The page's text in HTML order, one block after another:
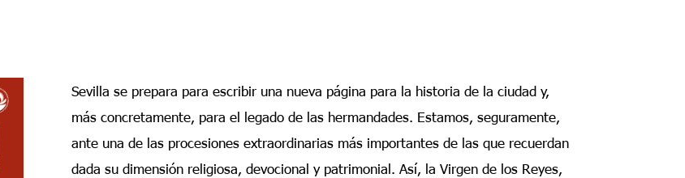
Sevilla se prepara para escribir una nueva página para la historia de la ciudad y,
más concretamente, para el legado de las hermandades. Estamos, seguramente,
ante una de las procesiones extraordinarias más importantes de las que recuerdan
dada su dimensión religiosa, devocional y patrimonial. Así, la Virgen de los Reyes,